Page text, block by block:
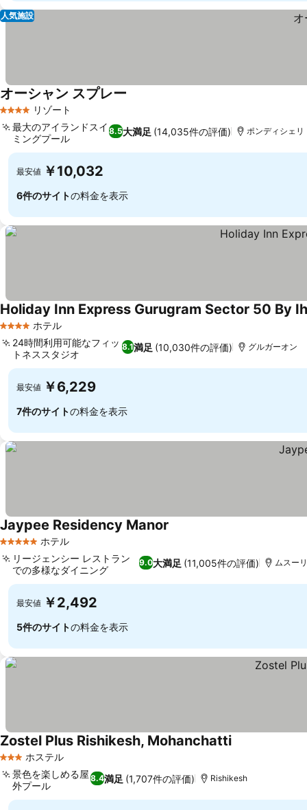
人気施設
4 ホテルのランク
リゾート
オーシャン スプレー
8.5大満足 (14,035件の評価)
最大のアイランドスイ
ミングプール
ポンディシェリ
最安値 ￥10,032
6件のサイトの料金を表示
4 ホテルのランク
ホテル
Holiday Inn Express Gurugram Sector 50 By
8.1満足 (10,030件の評価)
24時間利用可能なフィッ
トネススタジオ
グルガーオン
最安値 ￥6,229
7件のサイトの料金を表示
5 ホテルのランク
ホテル
Jaypee Residency Manor
9.0大満足 (11,005件の評価)
リージェンシー レストラン
での多様なダイニング
ムスー
最安値 ￥2,492
5件のサイトの料金を表示
3 ホテルのランク
ホステル
Zostel Plus Rishikesh, Mohanchatti料金を表示
8.4満足 (1,707件の評価)
景色を楽しめる屋
外プール
Rishikesh